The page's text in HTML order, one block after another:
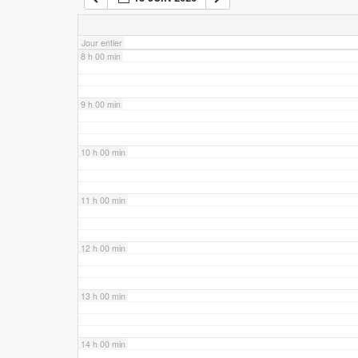
Jour entier
7 h 00 min
8 h 00 min
9 h 00 min
10 h 00 min
11 h 00 min
12 h 00 min
13 h 00 min
14 h 00 min